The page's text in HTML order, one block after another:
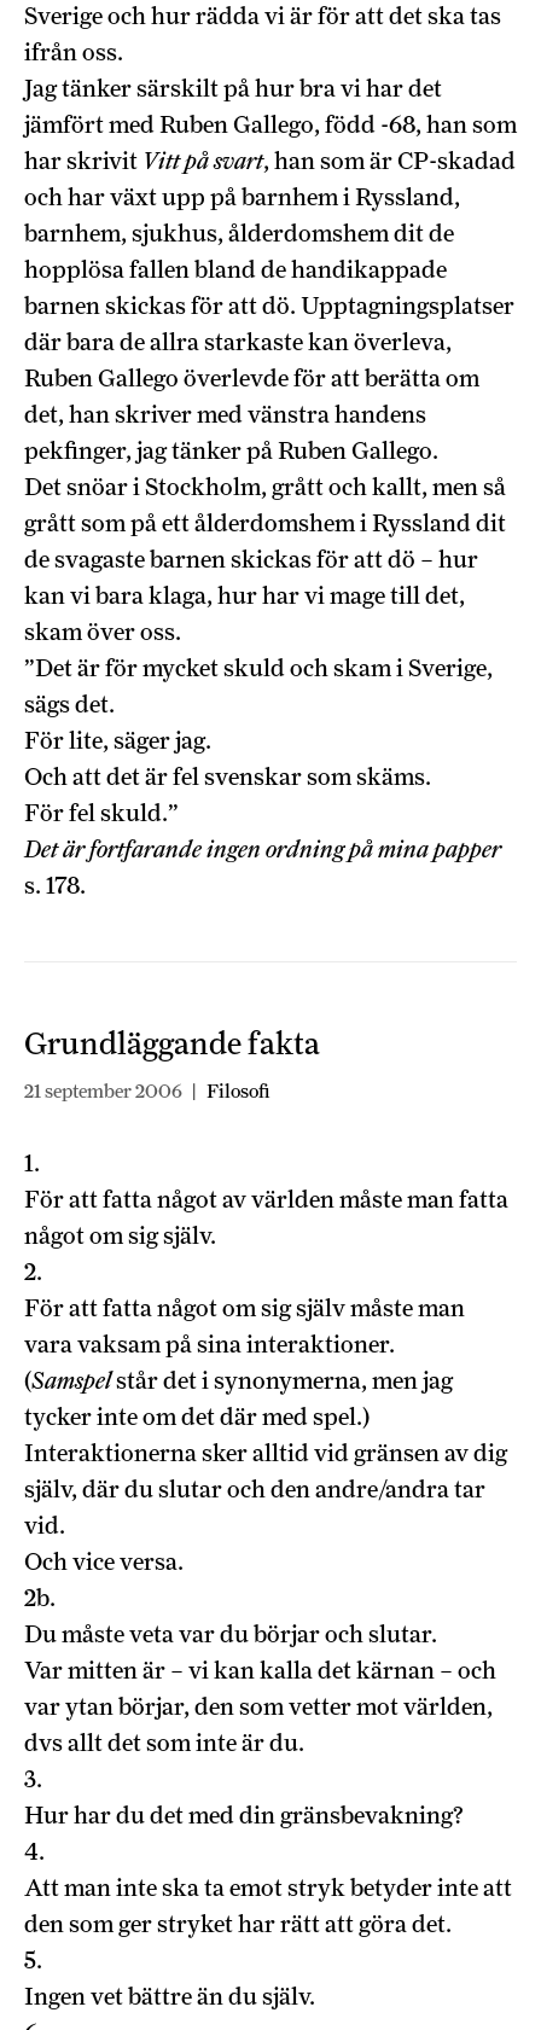
Sverige och hur rädda vi är för att det ska tas
ifrån oss.
Jag tänker särskilt på hur bra vi har det
jämfört med Ruben Gallego, född -68, han som
har skrivit Vitt på svart, han som är CP-skadad
och har växt upp på barnhem i Ryssland,
barnhem, sjukhus, ålderdomshem dit de
hopplösa fallen bland de handikappade
barnen skickas för att dö. Upptagningsplatser
där bara de allra starkaste kan överleva,
Ruben Gallego överlevde för att berätta om
det, han skriver med vänstra handens
pekfinger, jag tänker på Ruben Gallego.
Det snöar i Stockholm, grått och kallt, men så
grått som på ett ålderdomshem i Ryssland dit
de svagaste barnen skickas för att dö – hur
kan vi bara klaga, hur har vi mage till det,
skam över oss.
”Det är för mycket skuld och skam i Sverige,
sägs det.
För lite, säger jag.
Och att det är fel svenskar som skäms.
För fel skuld.”
Det är fortfarande ingen ordning på mina papper
s. 178.
Grundläggande fakta
21 september 2006 | Filosofi
1.
För att fatta något av världen måste man fatta
något om sig själv.
2.
För att fatta något om sig själv måste man
vara vaksam på sina interaktioner.
(Samspelstår det i synonymerna, men jag
tycker inte om det där med spel.)
Interaktionerna sker alltid vid gränsen av dig
själv, där du slutar och den andre/andra tar
vid.
Och vice versa.
2b.
Du måste veta var du börjar och slutar.
Var mitten är – vi kan kalla det kärnan – och
var ytan börjar, den som vetter mot världen,
dvs allt det som inte är du.
3.
Hur har du det med din gränsbevakning?
4.
Att man inte ska ta emot stryk betyder inte att
den som ger stryket har rätt att göra det.
5.
Ingen vet bättre än du själv.